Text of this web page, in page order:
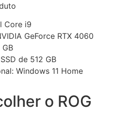
Core i9
GeForce RTX 4060
GB
de 512 GB
Windows 11 Home
o ROG